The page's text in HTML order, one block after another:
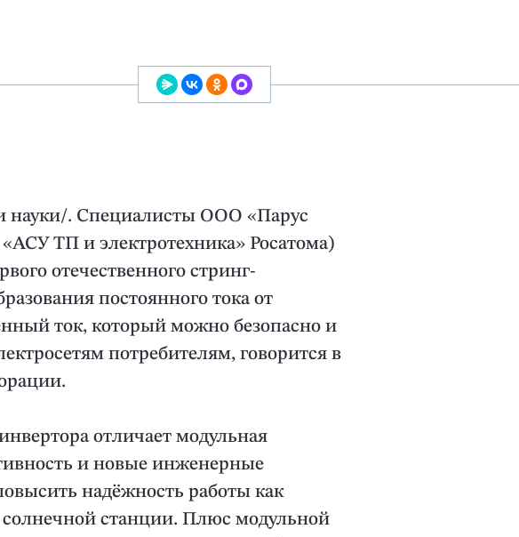
. Специалисты ООО «Парус
ТП и электротехника» Росатома)
отечественного стринг-
постоянного тока от
ток, который можно безопасно и
потребителям, говорится в
отличает модульная
и новые инженерные
надёжность работы как
солнечной станции. Плюс модульной